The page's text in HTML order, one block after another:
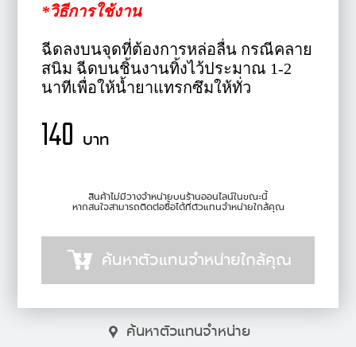
*วิธีการใช้งาน
ฉีดลงบนจุดที่ต้องการหล่อลื่น กรณีคลาย
สนิม ฉีดบนชิ้นงานทิ้งไว้ประมาณ 1-2
นาทีเพื่อให้น้ำยาแทรกซึมให้ทั่ว
140 บาท
สินค้าไม่มีวางจำหน่ายบนร้านออนไลน์ในขณะนี้
หากสนใจสามารถติดต่อซื้อได้ที่ตัวแทนจำหน่ายใกล้คุณ
ค้นหาตัวแทนจำหน่ายใกล้คุณ
ค้นหาตัวแทนจำหน่าย